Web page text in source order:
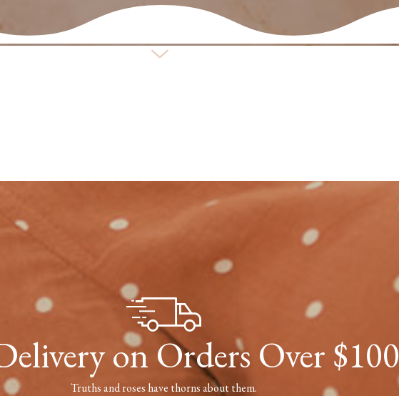
on Orders Over $100
Truths and roses have thorns about them.